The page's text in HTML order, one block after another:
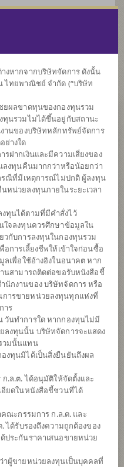
ทุน
Technology
งหากจากบริษัทจัดการ ดังนั้น
ไทยพาณิชย์ จำกัด (“บริษัท
ยผลขาดทุนของกองทุนรวม
ทุนรวมไม่ได้ขึ้นอยู่กับสถานะ
งานของบริษัทหลักทรัพย์จัดการ
ย่างใด
ฝากเงินและมีความเสี่ยงของ
ลงทุนคืนมากกว่าหรือน้อยกว่า
รณีที่มีเหตุการณ์ไม่ปกติ ผู้ลงทุน
หน่วยลงทุนภายในระยะเวลา
ทุนได้ตามที่มีคำสั่งไว้
ใจลงทุนควรศึกษาข้อมูลใน
กับการลงทุนในกองทุนรวม
การเลี้ยงชีพให้เข้าใจก่อนซื้อ
เพื่อใช้อ้างอิงในอนาคต หาก
นสามารถติดต่อขอรับหนังสือชี้
นักงานของ บริษัทจัดการ หรือ
ารขายหน่วยลงทุนทุกแห่งที่
าร
นทำการใด หากกองทุนไม่มี
งทุนนั้น บริษัทจัดการจะแสดง
วมนั้นแทน
งทุนมิได้เป็นสิ่งยืนยันถึงผล
.ล.ต. ได้อนุมัติให้จัดตั้งและ
อียดในหนังสือชี้ชวนที่ได้
ณะกรรมการ ก.ล.ต. และ
ได้รับรองถึงความถูกต้องของ
ระกันราคาเสนอขายหน่วย
าผู้ขายหน่วยลงทุนเป็นบุคคลที่